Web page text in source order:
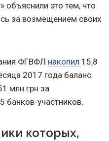
это тем, что
за возмещением своих
ФГВФЛ накопил 15,8
2017 года баланс
млн грн за
банков-участников.
которых,